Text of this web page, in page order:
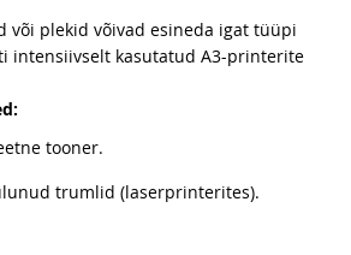
või plekid võivad esineda igat tüüpi
intensiivselt kasutatud A3-printerite
tooner.
trumlid (laserprinterites).